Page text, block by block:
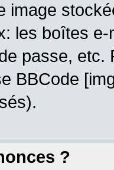
image
les boîtes
passe,
BBCode
?